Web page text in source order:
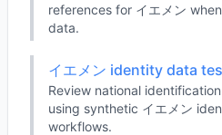
references for イエメン
data.
イエメン identity data
Review national
using synthetic イエメン
workflows.